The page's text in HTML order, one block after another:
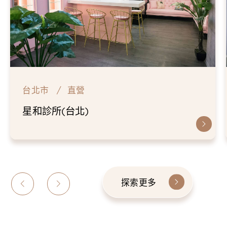
台北市 直營
仁愛星和診所
探索更多